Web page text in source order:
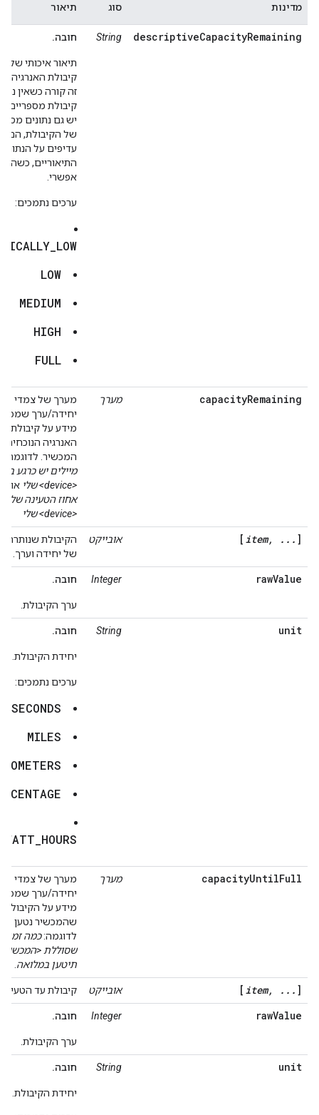
מדינות סוג תיאור
descriptiveCapacityRemaining
String חובה.
תיאור איכותי של
קיבולת האנרגיה.
זה קורה כשאין
קיבולת מספריים.
יש גם נתונים
של הקיבולת, הם
עדיפים על
התיאוריים,
אפשרי.
ערכים נתמכים:
LOW
MEDIUM
HIGH
FULL
capacityRemaining מערך
מערך של צמדי
יחידה/ערך
מידע על קיבולת
האנרגיה הנוכחית
המכשיר. לדוגמה:
מיילים יש כרגע ב
<device> שלי
או
אחוז הטעינה של
<device> שלי
[ item, ... ] אובייקט
הקיבולת שנותרה
של יחידה וערך.
rawValue
Integer חובה.
ערך הקיבולת.
unit
String חובה.
יחידת הקיבולת.
ערכים נתמכים:
SECONDS
MILES
capacityUntilFull מערך
מערך של צמדי
יחידה/ערך
מידע על הקיבולת
שהמכשיר נטען
לדוגמה:כמה זמן
שסוללת
תיטען במלואה
[ item, ... ] אובייקט קיבולת עד
rawValue
Integer חובה.
ערך הקיבולת.
unit
String חובה.
יחידת הקיבולת.